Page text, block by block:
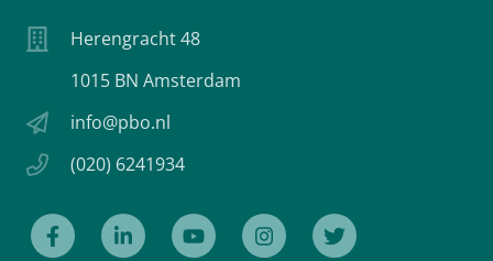
Herengracht 48
1015 BN Amsterdam
info@pbo.nl
(020) 6241934